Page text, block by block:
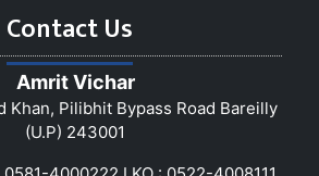
Contact Us
Amrit Vichar
Khan, Pilibhit Bypass Road Bareilly
(U.P) 243001